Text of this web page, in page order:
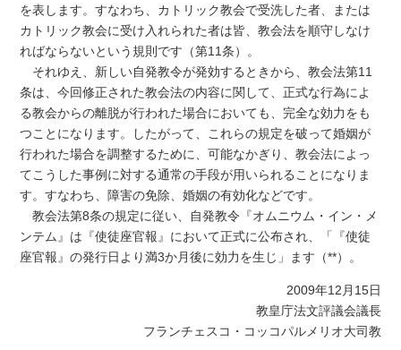
を表します。すなわち、カトリック教会で受洗した者、または
カトリック教会に受け入れられた者は皆、教会法を順守しなけ
ればならないという規則です（第11条）。
それゆえ、新しい自発教令が発効するときから、教会法第11
条は、今回修正された教会法の内容に関して、正式な行為によ
る教会からの離脱が行われた場合においても、完全な効力をも
つことになります。したがって、これらの規定を破って婚姻が
行われた場合を調整するために、可能なかぎり、教会法によっ
てこうした事例に対する通常の手段が用いられることになりま
す。すなわち、障害の免除、婚姻の有効化などです。
教会法第8条の規定に従い、自発教令『オムニウム・イン・メ
ンテム』は『使徒座官報』において正式に公布され、「『使徒
座官報』の発行日より満3か月後に効力を生じ」ます（**）。
2009年12月15日
教皇庁法文評議会議長
フランチェスコ・コッコパルメリオ大司教